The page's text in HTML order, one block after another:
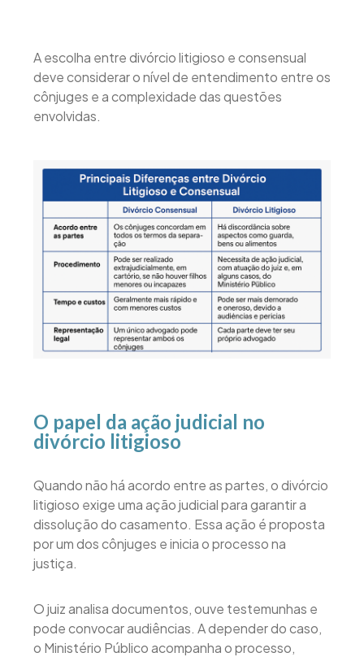
A escolha entre divórcio litigioso e consensual
deve considerar o nível de entendimento entre os
cônjuges e a complexidade das questões
envolvidas.
O papel da ação judicial no
divórcio litigioso
Quando não há acordo entre as partes, o divórcio
litigioso exige uma ação judicial para garantir a
dissolução do casamento. Essa ação é proposta
por um dos cônjuges e inicia o processo na
justiça.
O juiz analisa documentos, ouve testemunhas e
pode convocar audiências. A depender do caso,
o Ministério Público acompanha o processo,